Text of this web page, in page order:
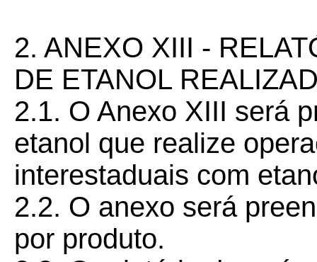
2. ANEXO XIII -
DE ETANOL
2.1. O Anexo XIII será
etanol que realize
interestaduais com
2.2. O anexo será
por produto.